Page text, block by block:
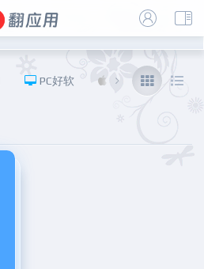
PC好软 iOS 福利